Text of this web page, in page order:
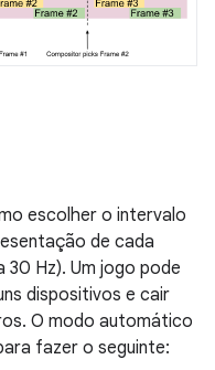
escolher o intervalo
de cada
30 Hz). Um jogo pode
dispositivos e cair
O modo automático
fazer o seguinte: